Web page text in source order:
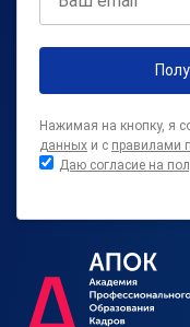
Нажимая на кнопку, я
данных и с правилами
Даю согласие на